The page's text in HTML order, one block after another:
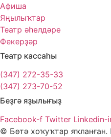
Афиша
Яңылыҡтар
Театр әһелдәре
Фекерҙәр
Театр кассаһы
(347) 272-35-33
(347) 273-70-52
Беҙгә яҙылығыҙ
Facebook-f Twitter Linkedin-
© Бөтә хоҡуҡтар яҡланған.